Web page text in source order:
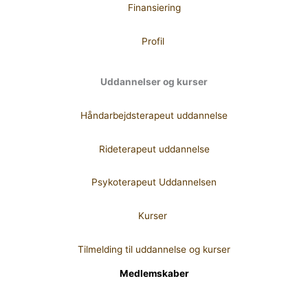
Finansiering
Profil
Uddannelser og kurser
Håndarbejdsterapeut uddannelse
Rideterapeut uddannelse
Psykoterapeut Uddannelsen
Kurser
Tilmelding til uddannelse og kurser
Medlemskaber